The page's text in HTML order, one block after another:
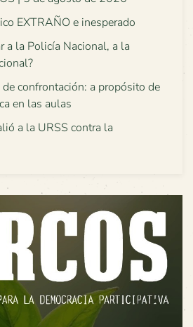
EXTRAÑO e inesperado
a la Policía Nacional, a la
confrontación: a propósito de
en las aulas
a la URSS contra la